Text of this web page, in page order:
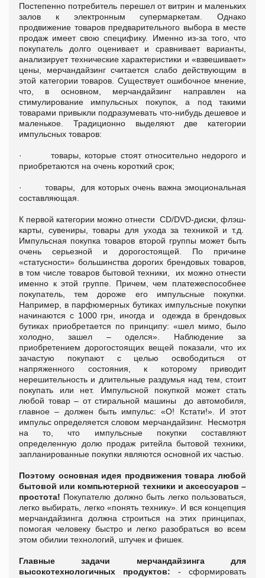
Постепенно потребитель перешел от витрин и маленьких
залов к электронным супермаркетам. Однако
продвижение товаров предварительного выбора в месте
продаж имеет свою специфику. Именно из-за того, что
покупатель долго оценивает и сравнивает варианты,
анализирует технические характеристики и «взвешивает»
цены, мерчандайзинг считается слабо действующим в
этой категории товаров. Существует ошибочное мнение,
что, в основном, мерчандайзинг направлен на
стимулирование импульсных покупок, а под такими
товарами привыкли подразумевать что-нибудь дешевое и
маленькое. Традиционно выделяют две категории
импульсных товаров:
·товары, которые стоят относительно недорого и
приобретаются на очень короткий срок;
·товары, для которых очень важна эмоциональная
составляющая.
К первой категории можно отнести CD/DVD-диски, флэш-
карты, сувениры, товары для ухода за техникой и т.д.
Импульсная покупка товаров второй группы может быть
очень серьезной и дорогостоящей. По причине
«статусности» большинства дорогих брендовых товаров,
в том числе товаров бытовой техники, их можно отнести
именно к этой группе. Причем, чем платежеспособнее
покупатель, тем дороже его импульсные покупки.
Например, в парфюмерных бутиках импульсные покупки
начинаются с 1000 грн, иногда иодежда в брендовых
бутиках приобретается по принципу: «шел мимо, было
холодно, зашел – оделся». Наблюдение за
приобретением дорогостоящих вещей показали, что их
зачастую покупают с целью освободиться от
напряженного состояния, к которому приводит
нерешительность и длительные раздумья над тем, стоит
покупать или нет. Импульсной покупкой может стать
любой товар – от стиральной машины до автомобиля,
главное – должен быть импульс: «О! Кстати!». И этот
импульс определяется словом мерчандайзинг. Несмотря
на то, что импульсные покупки составляют
определенную долю продаж ритейла бытовой техники,
запланированные покупки являются основной их частью.
Поэтому основная идея продвижения товара любой
бытовой или компьютерной техники и аксессуаров –
простота! Покупателю должно быть легко пользоваться,
легко выбирать, легко «понять технику». И вся концепция
мерчандайзинга должна строиться на этих принципах,
помогая человеку быстро и легко разобраться во всем
этом обилии технологий, штучек и фишек.
Главные задачи мерчандайзинга для
высокотехнологичных продуктов: - сформировать